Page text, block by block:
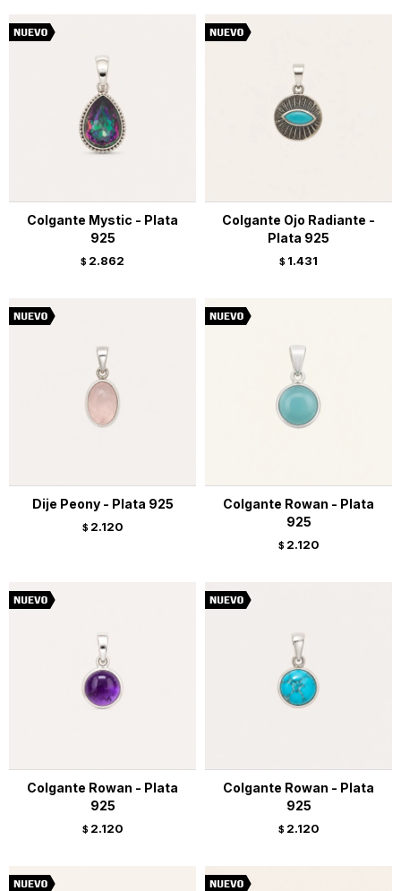
Colgante Mystic - Plata
925
$ 2.862
Colgante Ojo Radiante -
Plata 925
$ 1.431
Dije Peony - Plata 925
$ 2.120
Colgante Rowan - Plata
925
$ 2.120
Colgante Rowan - Plata
925
$ 2.120
Colgante Rowan - Plata
925
$ 2.120